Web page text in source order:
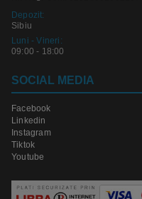
Depozit:
Sibiu
Luni - Vineri:
09:00 - 18:00
SOCIAL MEDIA
Facebook
Linkedin
Instagram
Tiktok
Youtube